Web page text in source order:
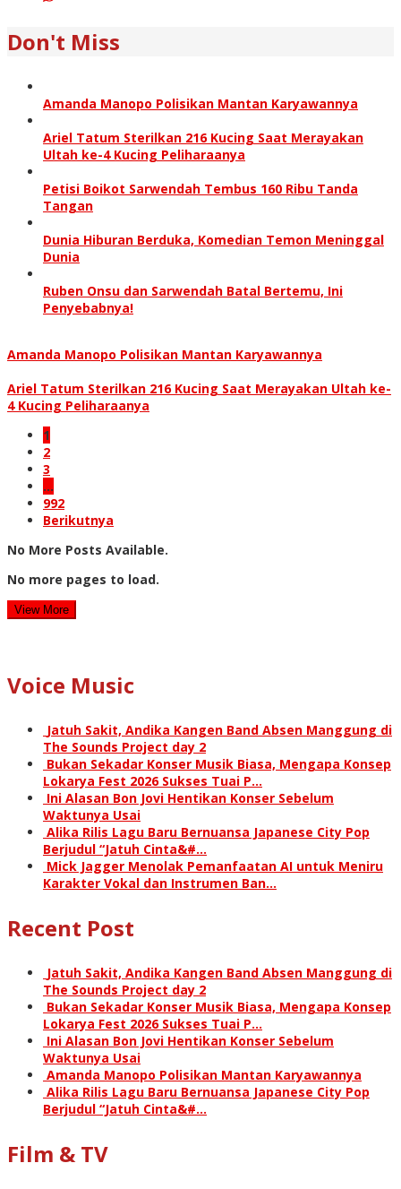
Don't Miss
Amanda Manopo Polisikan Mantan Karyawannya
Ariel Tatum Sterilkan 216 Kucing Saat Merayakan
Ultah ke-4 Kucing Peliharaanya
Petisi Boikot Sarwendah Tembus 160 Ribu Tanda
Tangan
Dunia Hiburan Berduka, Komedian Temon Meninggal
Dunia
Ruben Onsu dan Sarwendah Batal Bertemu, Ini
Penyebabnya!
Amanda Manopo Polisikan Mantan Karyawannya
Ariel Tatum Sterilkan 216 Kucing Saat Merayakan Ultah ke-
4 Kucing Peliharaanya
1
2
3
…
992
Berikutnya
No More Posts Available.
No more pages to load.
View More
Voice Music
Jatuh Sakit, Andika Kangen Band Absen Manggung di
The Sounds Project day 2
Bukan Sekadar Konser Musik Biasa, Mengapa Konsep
Lokarya Fest 2026 Sukses Tuai P…
Ini Alasan Bon Jovi Hentikan Konser Sebelum
Waktunya Usai
Alika Rilis Lagu Baru Bernuansa Japanese City Pop
Berjudul “Jatuh Cinta&#…
Mick Jagger Menolak Pemanfaatan AI untuk Meniru
Karakter Vokal dan Instrumen Ban…
Recent Post
Jatuh Sakit, Andika Kangen Band Absen Manggung di
The Sounds Project day 2
Bukan Sekadar Konser Musik Biasa, Mengapa Konsep
Lokarya Fest 2026 Sukses Tuai P…
Ini Alasan Bon Jovi Hentikan Konser Sebelum
Waktunya Usai
Amanda Manopo Polisikan Mantan Karyawannya
Alika Rilis Lagu Baru Bernuansa Japanese City Pop
Berjudul “Jatuh Cinta&#…
Film & TV